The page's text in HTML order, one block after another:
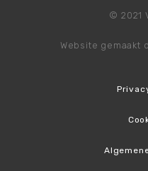
© 2021
Website gemaakt